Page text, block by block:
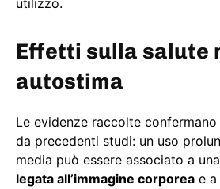
utilizzo.
Effetti sulla salute
autostima
Le evidenze raccolte
da precedenti studi: un uso
media può essere associato a una
legata all’immagine corporea e a